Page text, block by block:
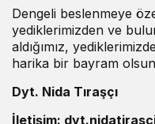
Dengeli beslenmeye
yediklerimizden ve
aldığımız,
harika bir bayram
Dyt. Nida Tıraşçı
İletişim: